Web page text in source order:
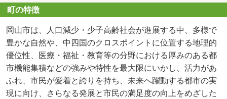
町の特徴
岡山市は、人口減少・少子高齢社会が進展する中、多様で
豊かな自然や、中四国のクロスポイントに位置する地理的
優位性、医療・福祉・教育等の分野における厚みのある都
市機能集積などの強みや特性を最大限にいかし、活力があ
ふれ、市民が愛着と誇りを持ち、未来へ躍動する都市の実
現に向け、さらなる発展と市民の満足度の向上をめざした